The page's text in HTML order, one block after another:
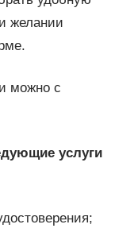
желании
можно с
услуги